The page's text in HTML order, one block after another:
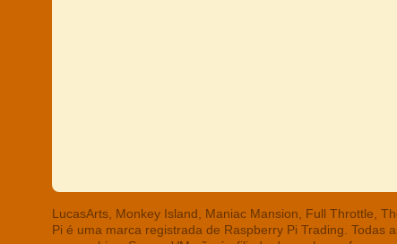
LucasArts, Monkey Island, Maniac Mansion, Full Throttle,
Pi é uma marca registrada de Raspberry Pi Trading.